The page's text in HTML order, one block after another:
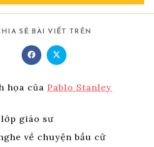
SẺ BÀI VIẾT TRÊN
Opens
in
window
Opens
in
window
họa của Pablo Stanley
giáo sư
về chuyện bầu cử